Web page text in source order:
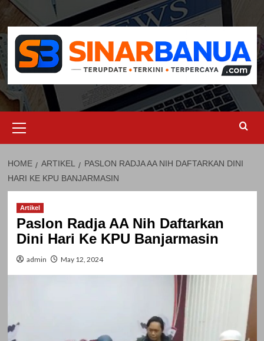
Skip
content
Menu
HOME ARTIKEL
PASLON RADJA AA NIH DAFTARKAN DINI
HARI KE KPU BANJARMASIN
Artikel
Paslon Radja AA Nih Daftarkan
Dini Hari Ke KPU Banjarmasin
admin May 12, 2024